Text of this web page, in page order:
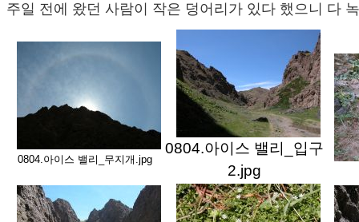
주일 전에 왔던 사람이 작은 덩어리가 있다 했으니 다
0804.아이스 밸리_무지개.jpg
0804.아이스 밸리_입구
2.jpg